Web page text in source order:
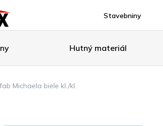
Stavebniny
Hutný materiál
Michaela biele kl./kl.